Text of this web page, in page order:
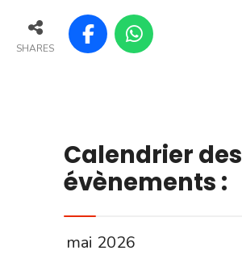
SHARES
Calendrier des
évènements :